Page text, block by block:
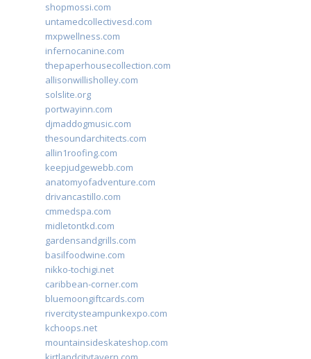
shopmossi.com
untamedcollectivesd.com
mxpwellness.com
infernocanine.com
thepaperhousecollection.com
allisonwillisholley.com
solslite.org
portwayinn.com
djmaddogmusic.com
thesoundarchitects.com
allin1roofing.com
keepjudgewebb.com
anatomyofadventure.com
drivancastillo.com
cmmedspa.com
midletontkd.com
gardensandgrills.com
basilfoodwine.com
nikko-tochigi.net
caribbean-corner.com
bluemoongiftcards.com
rivercitysteampunkexpo.com
kchoops.net
mountainsideskateshop.com